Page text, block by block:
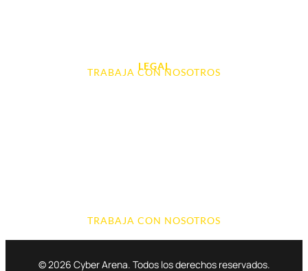
LEGAL
TRABAJA CON NOSOTROS
TRABAJA CON NOSOTROS
© 2026 Cyber Arena. Todos los derechos reservados.